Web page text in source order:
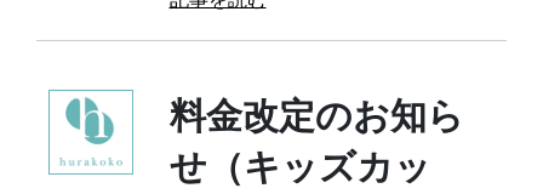
料金改定のお知ら
せ（キッズカッ